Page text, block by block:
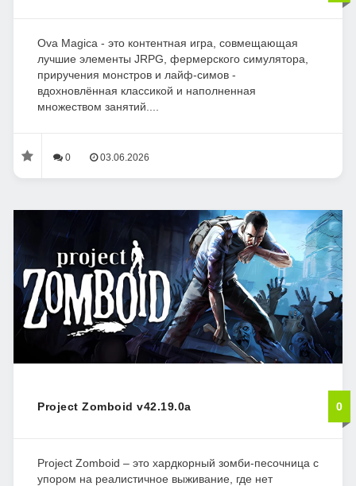
Ova Magica - это контентная игра, совмещающая
лучшие элементы JRPG, фермерского симулятора,
приручения монстров и лайф-симов -
вдохновлённая классикой и наполненная
множеством занятий....
0 03.06.2026
Project Zomboid v42.19.0a 0
Project Zomboid – это хардкорный зомби-песочница с
упором на реалистичное выживание, где нет